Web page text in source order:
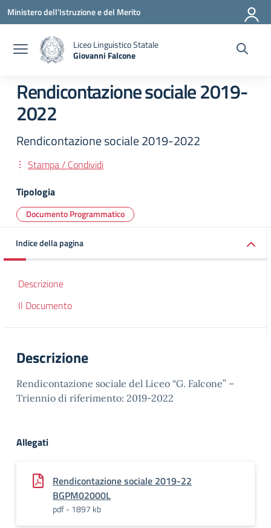
Vai ai contenuti
Vai al menu di navigazione
Vai al footer
Ministero dell'Istruzione e del Merito
Liceo Linguistico Statale
Giovanni Falcone
Rendicontazione sociale 2019-
2022
Rendicontazione sociale 2019-2022
Stampa / Condividi
Tipologia
Documento Programmatico
Indice della pagina
Descrizione
Il Documento
Descrizione
Rendicontazione sociale del Liceo “G. Falcone” –
Triennio di riferimento: 2019-2022
Allegati
Rendicontazione sociale 2019-22
BGPM02000L
pdf - 1897 kb